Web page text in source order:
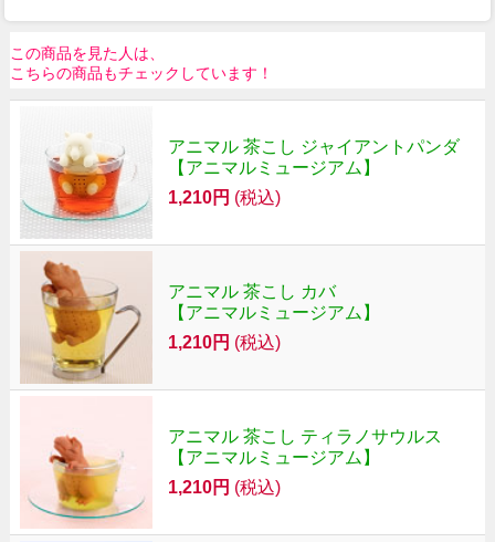
この商品を見た人は、
こちらの商品もチェックしています！
アニマル 茶こし ジャイアントパンダ
【アニマルミュージアム】
1,210円 (税込)
アニマル 茶こし カバ
【アニマルミュージアム】
1,210円 (税込)
アニマル 茶こし ティラノサウルス
【アニマルミュージアム】
1,210円 (税込)